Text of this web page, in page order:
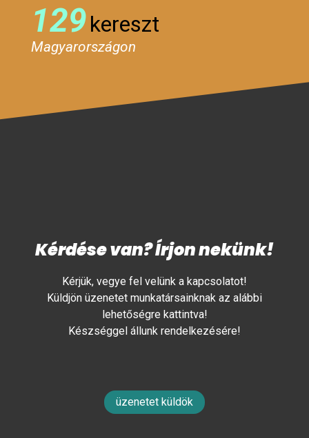
129kereszt
Magyarországon
Kérdése van? Írjon nekünk!
Kérjük, vegye fel velünk a kapcsolatot!
Küldjön üzenetet munkatársainknak az alábbi
lehetőségre kattintva!
Készséggel állunk rendelkezésére!
üzenetet küldök